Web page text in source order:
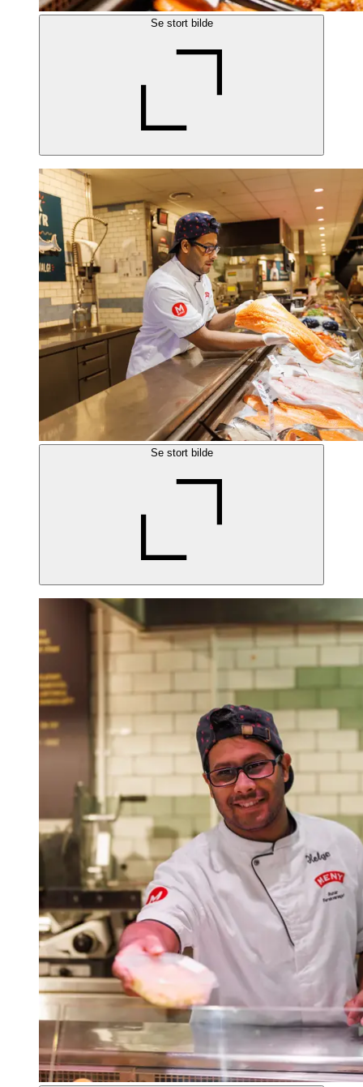
Se stort bilde
Se stort bilde